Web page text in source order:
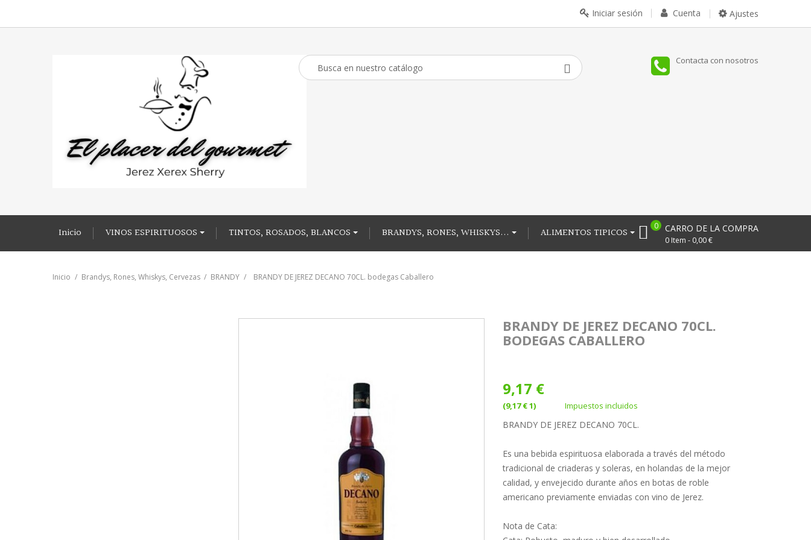
Ajustes
Cuenta
Iniciar sesión
Contacta con nosotros
CARRO DE LA COMPRA
0 Item - 0,00 €
0
Inicio VINOS ESPIRITUOSOS TINTOS, ROSADOS, BLANCOS BRANDYS, RONES, WHISKYS... ALIMENTOS TIPICOS
Inicio Brandys, Rones, Whiskys, Cervezas BRANDY BRANDY DE JEREZ DECANO 70CL. bodegas Caballero
BRANDY DE JEREZ DECANO 70CL.
BODEGAS CABALLERO
9,17 €
(9,17 € 1) Impuestos incluidos
BRANDY DE JEREZ DECANO 70CL.
Es una bebida espirituosa elaborada a través del método
tradicional de criaderas y soleras, en holandas de la mejor
calidad, y envejecido durante años en botas de roble
americano previamente enviadas con vino de Jerez.
Nota de Cata: